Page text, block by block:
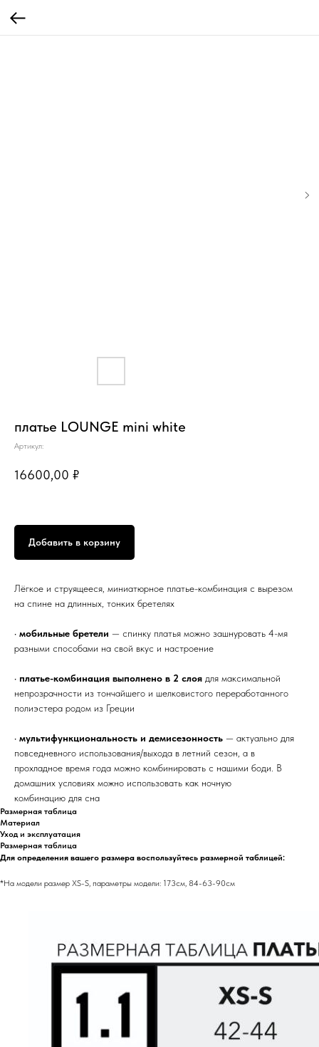
платье LOUNGE mini white
Артикул:
16600,00 ₽
Добавить в корзину
Лёгкое и струящееся, миниатюрное платье-комбинация с вырезом
на спине на длинных, тонких бретелях
• мобильные бретели — спинку платья можно зашнуровать 4-мя
разными способами на свой вкус и настроение
• платье-комбинация выполнено в 2 слоя для максимальной
непрозрачности из тончайшего и шелковистого переработанного
полиэстера родом из Греции
• мультифункциональность и демисезонность — актуально для
повседневного использования/выхода в летний сезон, а в
прохладное время года можно комбинировать с нашими боди. В
домашних условиях можно использовать как ночную
комбинацию для сна
Размерная таблица
Материал
Уход и эксплуатация
Размерная таблица
Для определения вашего размера воспользуйтесь размерной таблицей:
*На модели размер XS-S, параметры модели: 173см, 84-63-90см